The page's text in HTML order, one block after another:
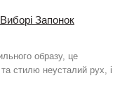
Запонок
образу, це
стилю неусталий рух, і